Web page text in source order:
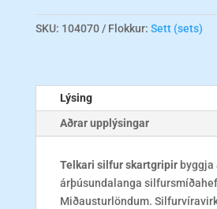
Set
SKU: 104070 Flokkur: Sett (sets)
Lýsing
Aðrar upplýsingar
Telkari silfur skartgripir byggja
árþúsundalanga
Miðausturlöndum.